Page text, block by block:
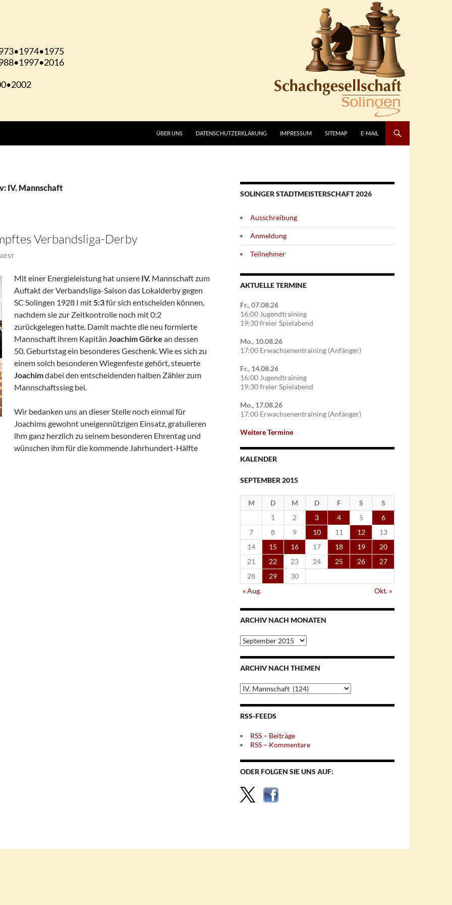
ÜBER UNS DATENSCHUTZERKLÄRUNG IMPRESSUM SITEMAP E-MAIL
IV. Mannschaft
Verbandsliga-Derby
Mit einer Energieleistung hat unsere IV. Mannschaft zum
Auftakt der Verbandsliga-Saison das Lokalderby gegen
SC Solingen 1928 I mit5:3für sich entscheiden können,
nachdem sie zur Zeitkontrolle noch mit 0:2
zurückgelegen hatte. Damit machte die neu formierte
Mannschaft ihrem Kapitän Joachim Görke an dessen
50. Geburtstag ein besonderes Geschenk. Wie es sich zu
einem solch besonderen Wiegenfeste gehört, steuerte
Joachimdabei den entscheidenden halben Zähler zum
Mannschaftssieg bei.
Wir bedanken uns an dieser Stelle noch einmal für
Joachims gewohnt uneigennützigen Einsatz, gratulieren
ihm ganz herzlich zu seinem besonderen Ehrentag und
wünschen ihm für die kommende Jahrhundert-Hälfte
Verbandsliga-Derby
SOLINGER STADTMEISTERSCHAFT 2026
Ausschreibung
Anmeldung
Teilnehmer
AKTUELLE TERMINE
Fr., 07.08.26
16:00 Jugendtraining
19:30 freier Spielabend
Mo., 10.08.26
17:00 Erwachsenentraining (Anfänger)
Fr., 14.08.26
16:00 Jugendtraining
19:30 freier Spielabend
Mo., 17.08.26
17:00 Erwachsenentraining (Anfänger)
Weitere Termine
KALENDER
SEPTEMBER 2015
M D M D F S
S
1
2 3 4 5
6
7
8 9 10 11 12
13
14
15 16 17 18 19
20
21
22 23 24 25 26
27
28
29
30
« Aug.
Okt. »
ARCHIV NACH MONATEN
Archiv
nach
Monaten
ARCHIV NACH THEMEN
Archiv
nach
Themen
RSS-FEEDS
RSS – Beiträge
RSS – Kommentare
ODER FOLGEN SIE UNS AUF: